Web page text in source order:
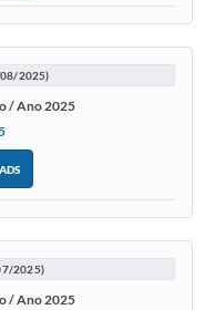
2025)
/ Ano 2025
2025)
/ Ano 2025